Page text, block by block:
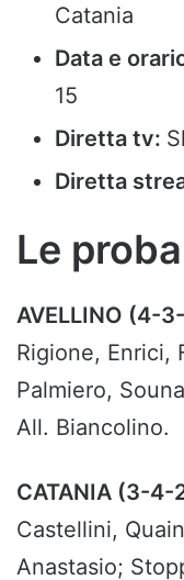
Catania
Data e
15
Diretta tv:
Diretta
Le
AVELLINO (4-
Rigione, Enrici,
Palmiero,
All. Biancolino.
CATANIA (3-4-
Castellini,
Anastasio;